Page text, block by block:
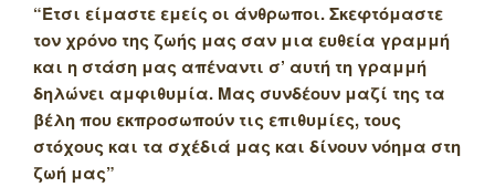
“Έτσι είμαστε εμείς οι άνθρωποι. Σκεφτόμαστε
τον χρόνο της ζωής μας σαν μια ευθεία γραμμή
και η στάση μας απέναντι σ’ αυτή τη γραμμή
δηλώνει αμφιθυμία. Μας συνδέουν μαζί της τα
βέλη που εκπροσωπούν τις επιθυμίες, τους
στόχους και τα σχέδιά μας και δίνουν νόημα στη
ζωή μας”